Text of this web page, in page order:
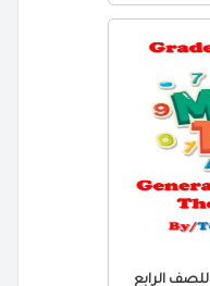
مراجعة التقييمات Math للصف الرابع